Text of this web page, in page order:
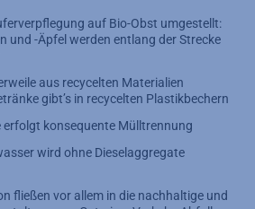
auf Bio-Obst umgestellt:
und -Äpfel werden entlang der Strecke
aus recycelten Materialien
gibt’s in recycelten Plastikbechern
erfolgt konsequente Mülltrennung
wird ohne Dieselaggregate
fließen vor allem in die nachhaltige und